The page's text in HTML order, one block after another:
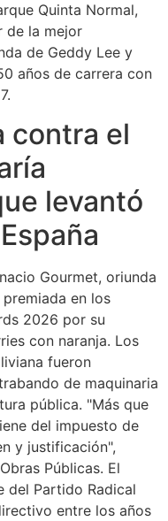
Quinta Normal,
de la mejor
de Geddy Lee y
años de carrera con
contra el
levantó
Gourmet, oriunda
en los
2026 por su
con naranja. Los
fueron
de maquinaria
pública. "Más que
del impuesto de
y justificación",
Públicas. El
del Partido Radical
entre los años